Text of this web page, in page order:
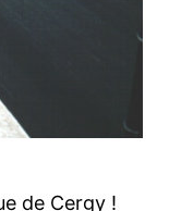
de Cergy !